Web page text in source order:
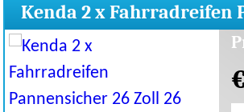
Kenda 2 x Fahrradreifen
Zoll 26 x 1.75